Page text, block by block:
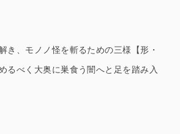
き、モノノ怪を斬るための三様【形・
るべく大奥に巣食う闇へと足を踏み入